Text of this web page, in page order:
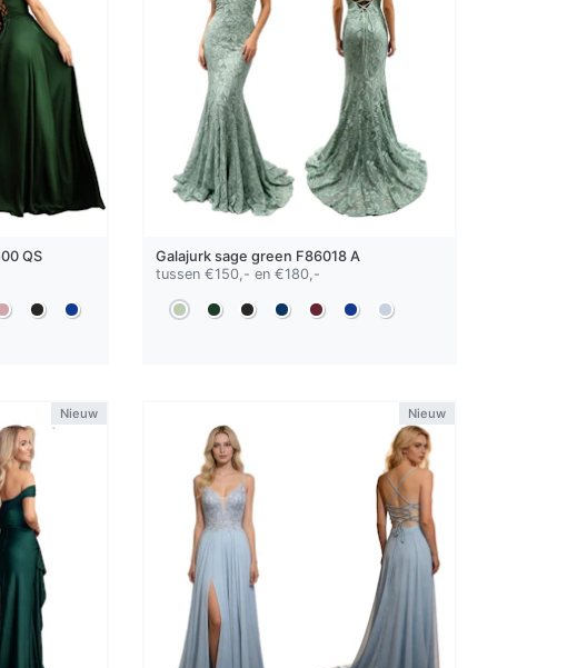
QS
Galajurksage green F86018 A
tussen €150,- en €180,-
Nieuw Nieuw